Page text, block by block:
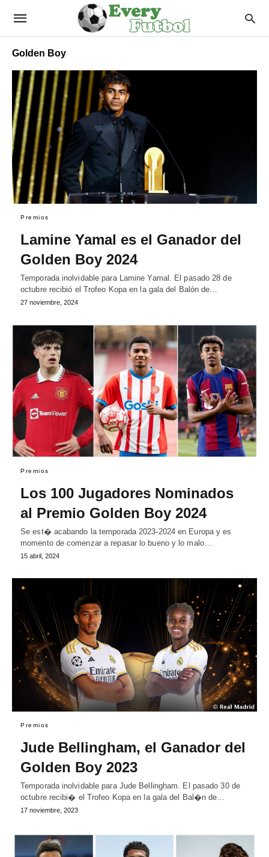
Golden Boy
Premios
Lamine Yamal es el Ganador del
Golden Boy 2024
Temporada inolvidable para Lamine Yamal. El pasado 28 de
octubre recibió el Trofeo Kopa en la gala del Balón de…
27 noviembre, 2024
Premios
Los 100 Jugadores Nominados
al Premio Golden Boy 2024
Se est� acabando la temporada 2023-2024 en Europa y es
momento de comenzar a repasar lo bueno y lo malo…
15 abril, 2024
Premios
Jude Bellingham, el Ganador del
Golden Boy 2023
Temporada inolvidable para Jude Bellingham. El pasado 30 de
octubre recibi� el Trofeo Kopa en la gala del Bal�n de…
17 noviembre, 2023